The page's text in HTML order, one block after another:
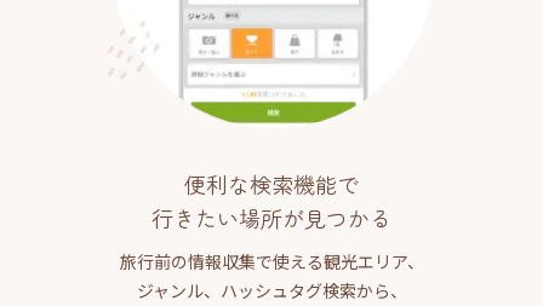
便利な検索機能で
行きたい場所が見つかる
旅行前の情報収集で使える観光エリア、
ジャンル、ハッシュタグ検索から、